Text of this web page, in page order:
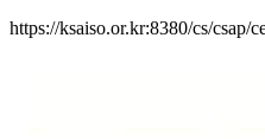
https://ksaiso.or.kr:8380/cs/